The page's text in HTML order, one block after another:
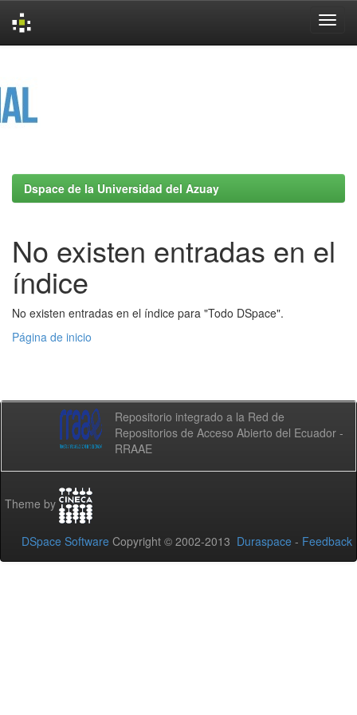
Dspace de la Universidad del Azuay
No existen entradas en el
índice
No existen entradas en el índice para "Todo DSpace".
Página de inicio
Repositorio integrado a la Red de
Repositorios de Acceso Abierto del Ecuador -
RRAAE
Theme by
DSpace Software Copyright © 2002-2013 Duraspace - Feedback